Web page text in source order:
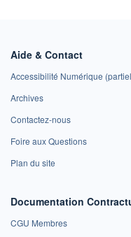
Aide & Contact
Accessibilité Numérique
Archives
Contactez-nous
Foire aux Questions
Plan du site
Documentation
CGU Membres